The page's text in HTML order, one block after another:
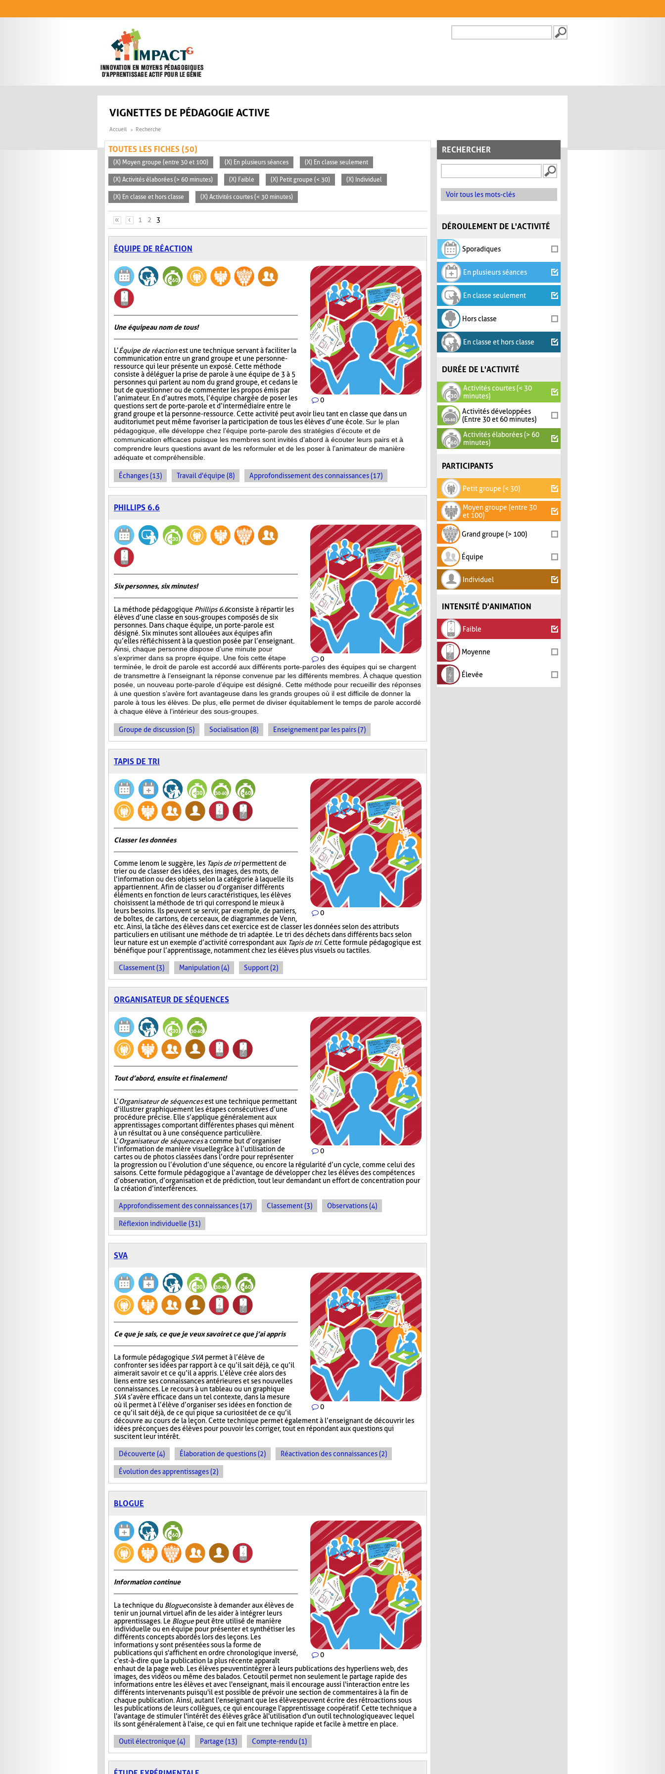
FORMULAIRE DE
VIGNETTES DE PÉDAGOGIE ACTIVE
Accueil Recherche
RECHERCHER
Voir tous les mots-clés
DÉROULEMENT DE L'ACTIVITÉ
Sporadiques
En plusieurs séances
En classe seulement
Hors classe
En classe et hors classe
DURÉE DE L'ACTIVITÉ
Activités courtes (< 30
minutes)
Activités développées
(Entre 30 et 60 minutes)
Activités élaborées (> 60
minutes)
PARTICIPANTS
Petit groupe (< 30)
Moyen groupe (entre 30
et 100)
Grand groupe (> 100)
Équipe
Individuel
INTENSITÉ D'ANIMATION
Faible
Moyenne
Élevée
TOUTES LES FICHES (50)
(X) Moyen groupe (entre 30 et 100) (X) En plusieurs séances (X) En classe seulement
(X) Activités élaborées (> 60 minutes) (X) Faible (X) Petit groupe (< 30) (X) Individuel
(X) En classe et hors classe (X) Activités courtes (< 30 minutes)
PAGES
« ‹ 1 2 3
ÉQUIPE DE RÉACTION
0
Une équipe au nom de tous!
L’Équipe de réactionest une technique servant à faciliter la
communication entre un grand groupe et une personne-
ressource qui leur présente un exposé. Cette méthode
consiste à déléguer la prise de parole à une équipe de 3 à 5
personnes qui parlent au nom du grand groupe, et ce dans le
but de questionner ou de commenter les propos émis par
l’animateur. En d’autres mots, l’équipe chargée de poser les
questions sert de porte-parole et d’intermédiaire entre le
grand groupe et la personne-ressource. Cette activité peut avoir lieu tant en classe que dans un
auditorium et peut même favoriser la participation de tous les élèves d’une école.Sur le plan
pédagogique, elle développe chez l’équipe porte-parole des stratégies d’écoute et de
communication efficaces puisque les membres sont invités d’abord à écouter leurs pairs et à
comprendre leurs questions avant de les reformuler et de les poser à l’animateur de manière
adéquate et compréhensible.
Échanges (13) Travail d'équipe (8) Approfondissement des connaissances (17)
PHILLIPS 6.6
0
Six personnes, six minutes!
La méthode pédagogique Phillips 6.6consiste à répartir les
élèves d’une classe en sous-groupes composés de six
personnes. Dans chaque équipe, un porte-parole est
désigné. Six minutes sont allouées aux équipes afin
qu’elles réfléchissent à la question posée par l’enseignant.
Ainsi, chaque personne dispose d’une minute pour
s’exprimer dans sa propre équipe. Une fois cette étape
terminée, le droit de parole est accordé aux différents porte-paroles des équipes qui se chargent
de transmettre à l’enseignant la réponse convenue par les différents membres. À chaque question
posée, un nouveau porte-parole d’équipe est désigné. Cette méthode pour recueillir des réponses
à une question s’avère fort avantageuse dans les grands groupes où il est difficile de donner la
parole à tous les élèves. De plus, elle permet de diviser équitablement le temps de parole accordé
à chaque élève à l’intérieur des sous-groupes.
Groupe de discussion (5) Socialisation (8) Enseignement par les pairs (7)
TAPIS DE TRI
0
Classer les données
Comme le nom le suggère, les Tapis de tripermettent de
trier ou de classer des idées, des images, des mots, de
l’information ou des objets selon la catégorie à laquelle ils
appartiennent. Afin de classer ou d’organiser différents
éléments en fonction de leurs caractéristiques, les élèves
choisissent la méthode de tri qui correspond le mieux à
leurs besoins. Ils peuvent se servir, par exemple, de paniers,
de boîtes, de cartons, de cerceaux, de diagrammes de Venn,
etc. Ainsi, la tâche des élèves dans cet exercice est de classer les données selon des attributs
particuliers en utilisant une méthode de tri adaptée. Le tri des déchets dans différents bacs selon
leur nature est un exemple d’activité correspondant aux Tapis de tri. Cette formule pédagogique est
bénéfique pour l’apprentissage, notamment chez les élèves plus visuels ou tactiles.
Classement (3) Manipulation (4) Support (2)
ORGANISATEUR DE SÉQUENCES
0
Tout d’abord, ensuite et finalement!
L’Organisateur de séquencesest une technique permettant
d’illustrer graphiquement les étapes consécutives d’une
procédure précise. Elle s’applique généralement aux
apprentissages comportant différentes phases qui mènent
à un résultat ou à une conséquence particulière.
L’Organisateur de séquencesa comme but d’organiser
l’information de manière visuellegrâce à l’utilisation de
cartes ou de photos classées dans l’ordre pour représenter
la progression ou l’évolution d’une séquence, ou encore la régularité d’un cycle, comme celui des
saisons. Cette formule pédagogique a l’avantage de développer chez les élèves des compétences
d’observation, d’organisation et de prédiction, tout leur demandant un effort de concentration pour
la création d’interférences.
Approfondissement des connaissances (17) Classement (3) Observations (4)
Réflexion individuelle (31)
SVA
0
Ce que je sais, ce que je veux savoir et ce que j’ai appris
La formule pédagogique SVA permet à l’élève de
confronter ses idées par rapport à ce qu’il sait déjà, ce qu’il
aimerait savoir et ce qu’il a appris. L’élève crée alors des
liens entre ses connaissances antérieures et ses nouvelles
connaissances. Le recours à un tableau ou un graphique
SVAs’avère efficace dans un tel contexte, dans la mesure
où il permet à l’élève d’organiser ses idées en fonction de
ce qu’il sait déjà, de ce qui pique sa curiosité et de ce qu’il
découvre au cours de la leçon. Cette technique permet également à l’enseignant de découvrir les
idées préconçues des élèves pour pouvoir les corriger, tout en répondant aux questions qui
suscitent leur intérêt.
Découverte (4) Élaboration de questions (2) Réactivation des connaissances (2)
Évolution des apprentissages (2)
BLOGUE
0
Information continue
La technique du Blogueconsiste à demander aux élèves de
tenir un journal virtuel afin de les aider à intégrer leurs
apprentissages. Le Bloguepeut être utilisé de manière
individuelle ou en équipe pour présenter et synthétiser les
différents concepts abordés lors des leçons. Les
informations y sont présentées sous la forme de
publications qui s'affichent en ordre chronologique inversé,
c'est-à-dire que la publication la plus récente apparaît
en haut de la page web. Les élèves peuvent intégrer à leurs publications des hyperliens web, des
images, des vidéos ou même des balados. Cet outil permet non seulement le partage rapide des
informations entre les élèves et avec l'enseignant, mais il encourage aussi l'interaction entre les
différents intervenants puisqu'il est possible de prévoir une section de commentaires à la fin de
chaque publication. Ainsi, autant l'enseignant que les élèves peuvent écrire des rétroactions sous
les publications de leurs collègues, ce qui encourage l'apprentissage coopératif. Cette technique a
l'avantage de stimuler l'intérêt des élèves grâce à l'utilisation d'un outil technologique avec lequel
ils sont généralement à l'aise, ce qui en fait une technique rapide et facile à mettre en place.
Outil électronique (4) Partage (13) Compte-rendu (1)